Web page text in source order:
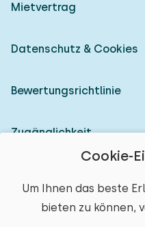
Cookie-
Um Ihnen das beste
bieten zu können,
Mietvertrag
Datenschutz & Cookies
Bewertungsrichtlinie
Zugänglichkeit
© 2026 Heerlijke